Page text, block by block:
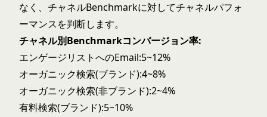
なく、チャネルBenchmarkに対してチャネルパフォ
ーマンスを判断します。
チャネル別Benchmarkコンバージョン率:
エンゲージリストへのEmail:5~12%
オーガニック検索(ブランド):4~8%
オーガニック検索(非ブランド):2~4%
有料検索(ブランド):5~10%